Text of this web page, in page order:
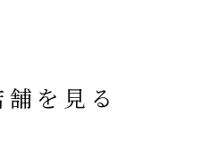
を見る